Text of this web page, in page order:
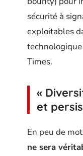
sécurité à
exploitables
technologique
Times.
«
et
En peu de
ne sera